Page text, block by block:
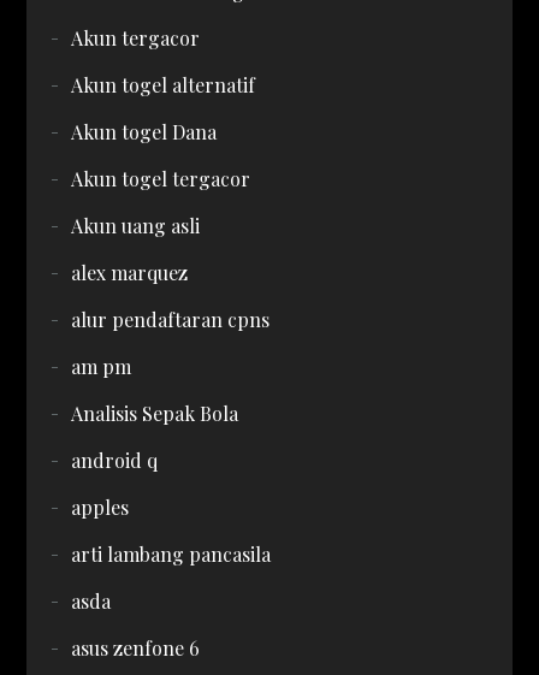
Akun tergacor
Akun togel alternatif
Akun togel Dana
Akun togel tergacor
Akun uang asli
alex marquez
alur pendaftaran cpns
am pm
Analisis Sepak Bola
android q
apples
arti lambang pancasila
asda
asus zenfone 6